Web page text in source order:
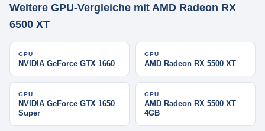
Weitere GPU-Vergleiche mit AMD Radeon RX
6500 XT
GPU
NVIDIA GeForce GTX 1660
GPU
AMD Radeon RX 5500 XT
GPU
NVIDIA GeForce GTX 1650
Super
GPU
AMD Radeon RX 5500 XT
4GB